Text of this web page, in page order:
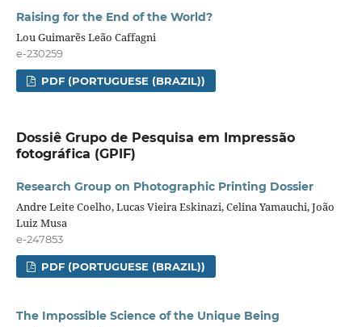
Raising for the End of the World?
Lou Guimarẽs Leão Caffagni
e-230259
PDF (PORTUGUESE (BRAZIL))
Dossiê Grupo de Pesquisa em Impressão
fotográfica (GPIF)
Research Group on Photographic Printing Dossier
Andre Leite Coelho, Lucas Vieira Eskinazi, Celina Yamauchi, João
Luiz Musa
e-247853
PDF (PORTUGUESE (BRAZIL))
The Impossible Science of the Unique Being